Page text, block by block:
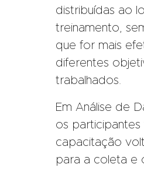
distribuídas ao
treinamento,
que for mais
diferentes
trabalhados.
Em Análise de
os participantes
capacitação
para a coleta e